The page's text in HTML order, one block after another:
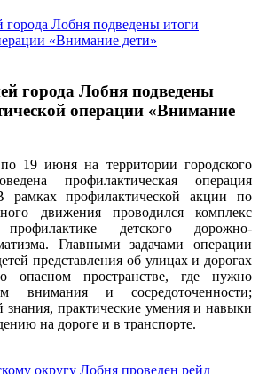
города Лобня подведены
операции «Внимание
19 июня на территории городского
профилактическая операция
профилактической акции по
движения проводился комплекс
детского дорожно-
Главными задачами операции
представления об улицах и дорогах
опасном пространстве, где нужно
внимания и сосредоточенности;
знания, практические умения и навыки
на дороге и в транспорте.